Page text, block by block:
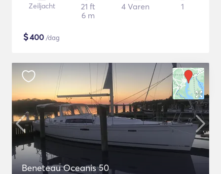
Zeiljacht
21 ft
6 m
4 Varen 1
$400 /dag
Beneteau Oceanis 50